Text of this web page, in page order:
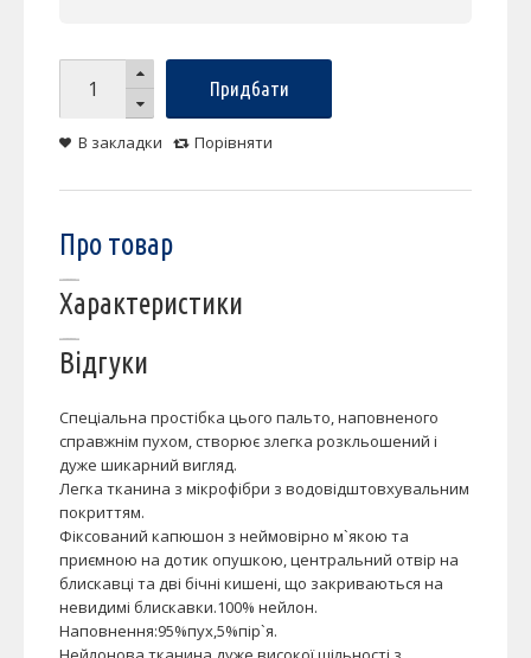
Придбати
В закладки Порівняти
Про товар
Характеристики
Відгуки
Спеціальна простібка цього пальто, наповненого
справжнім пухом, створює злегка розкльошений і
дуже шикарний вигляд.
Легка тканина з мікрофібри з водовідштовхувальним
покриттям.
Фіксований капюшон з неймовірно м`якою та
приємною на дотик опушкою, центральний отвір на
блискавці та дві бічні кишені, що закриваються на
невидимі блискавки.100% нейлон.
Наповнення:95%пух,5%пір`я.